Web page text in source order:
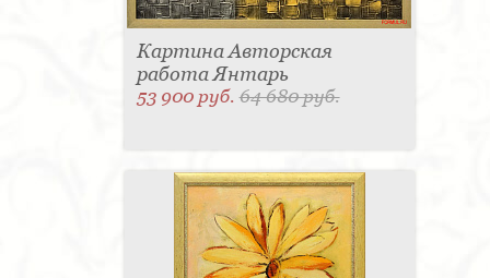
Картина Авторская
работа Янтарь
53 900 руб.64 680 руб.